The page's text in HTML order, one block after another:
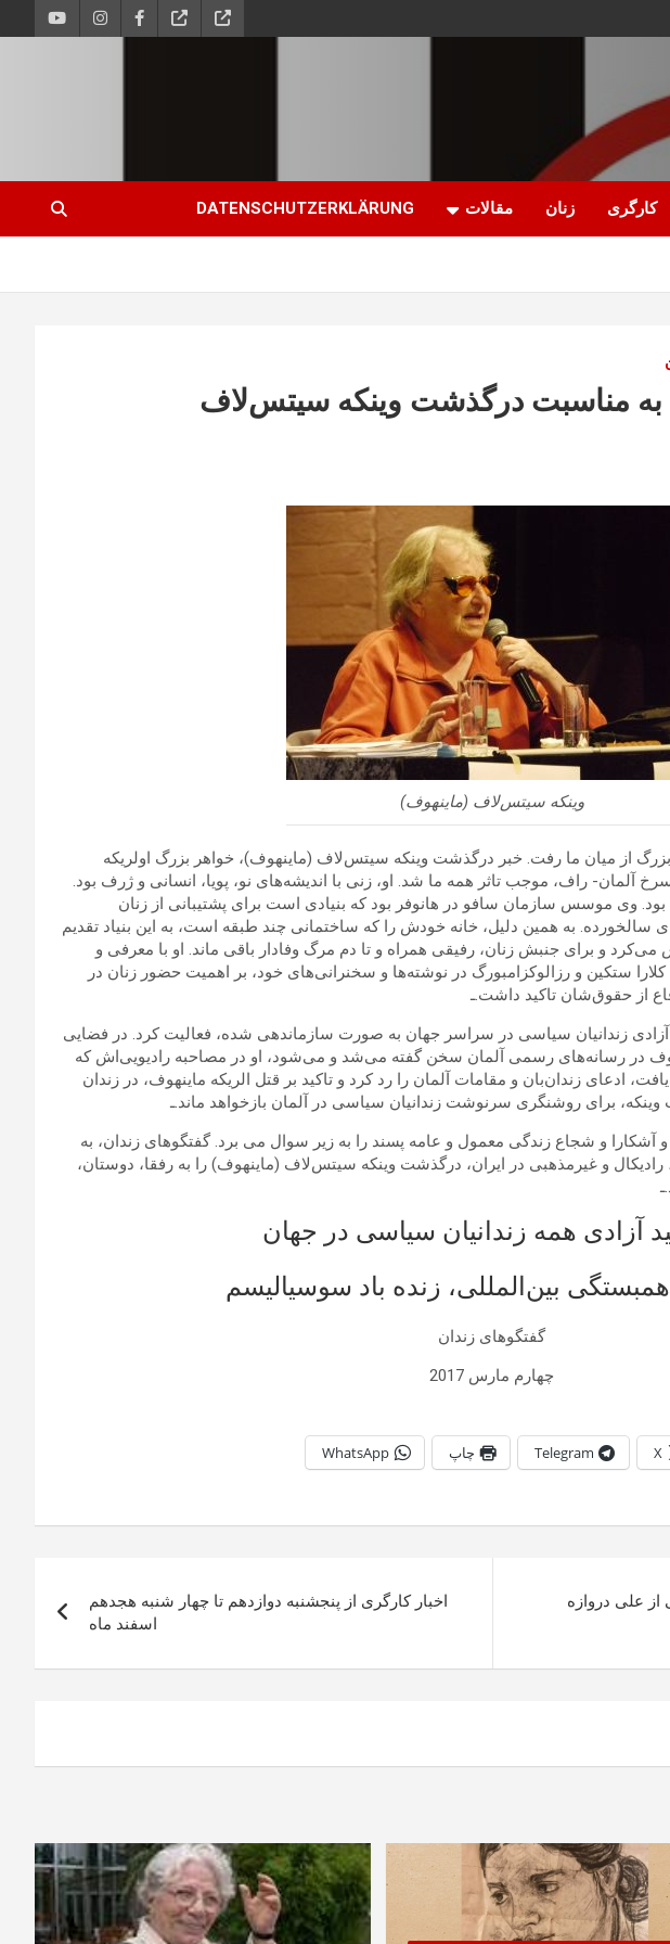
کارگری زنان مقالات DATENSCHUTZERKLÄRUNG
به مناسبت درگذشت وینکه سیتس‌لاف
وینکه سیتس‌لاف (ماینهوف)
ماه مارس 2017 دوستی بزرگ از میان ما رفت. خبر درگذشت وینکه سیتس‌لاف (ماینهوف)، خواهر بزرگ اولریکه
آلمان- راف، موجب تاثر همه ما شد. او، زنی با اندیشه‌های نو، پویا، انسانی و ژرف بود.
وی موسس سازمان سافو در هانوفر بود که بنیادی است برای پشتیبانی از زنان
به همین دلیل، خانه خودش را که ساختمانی چند طبقه است، به این بنیاد تقدیم
می‌کرد و برای جنبش زنان، رفیقی همراه و تا دم مرگ وفادار باقی ماند. او با معرفی و
ستکین و رزالوکزامبورگ در نوشته‌ها و سخنرانی‌های خود، بر اهمیت حضور زنان در
از حقوق‌شان تاکید داشت.ـ
زندانیان سیاسی در سراسر جهان به صورت سازماندهی شده، فعالیت کرد. در فضایی
در رسانه‌های رسمی آلمان سخن گفته می‌شد و می‌شود، او در مصاحبه رادیویی‌اش که
بار در سال 2014 انتشار یافت، ادعای زندان‌بان و مقامات آلمان را رد کرد و تاکید بر قتل الریکه ماینهوف، در زندان
برای روشنگری سرنوشت زندانیان سیاسی در آلمان بازخواهد ماند.ـ
و شجاع زندگی معمول و عامه پسند را به زیر سوال می برد. گفتگوهای زندان، به
و غیرمذهبی در ایران، درگذشت وینکه سیتس‌لاف (ماینهوف) را به رفقا، دوستان،
آزادی همه زندانیان سیاسی در جهان
همبستگی بین‌المللی، زنده باد سوسیالیسم
گفتگوهای زندان
چهارم مارس 2017
X
Telegram چاپ WhatsApp
علی دروازه
اخبار کارگری از پنجشنبه دوازدهم تا چهار شنبه هجدهم
اسفند ماه